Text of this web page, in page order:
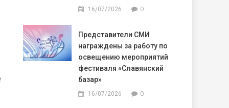
16/07/2026 0
Представители СМИ
награждены за работу по
освещению мероприятий
фестиваля «Славянский
базар»
16/07/2026 0